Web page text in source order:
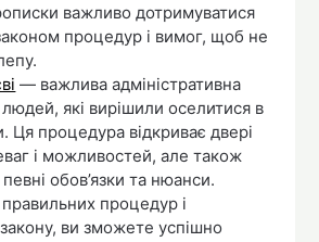
важливо дотримуватися
процедур і вимог, щоб не
— важлива адміністративна
які вирішили оселитися в
Ця процедура відкриває двері
і можливостей, але також
обов’язки та нюанси.
процедур і
ви зможете успішно